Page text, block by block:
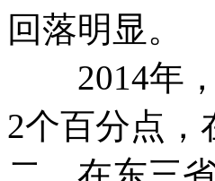
回落明显。
2014年，
2个百分点，